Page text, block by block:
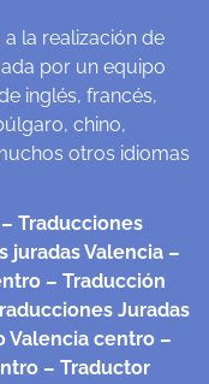
la realización de
por un equipo
inglés, francés,
chino,
otros idiomas
– Traducciones
juradas Valencia –
– Traducción
Juradas
Valencia centro –
– Traductor